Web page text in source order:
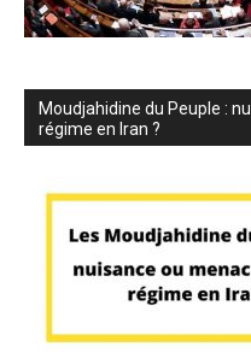
Moudjahidine du Peuple :
régime en Iran ?